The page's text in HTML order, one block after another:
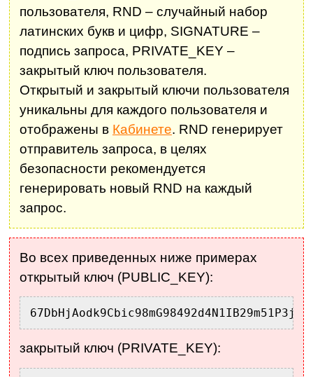
пользователя, RND – случайный набор
латинских букв и цифр, SIGNATURE –
подпись запроса, PRIVATE_KEY –
закрытый ключ пользователя.
Открытый и закрытый ключи пользователя
уникальны для каждого пользователя и
отображены в Кабинете. RND генерирует
отправитель запроса, в целях
безопасности рекомендуется
генерировать новый RND на каждый
запрос.
Во всех приведенных ниже примерах
открытый ключ (PUBLIC_KEY):
67DbHjAodk9Cbic98mG98492d4N1IB29m51P3j
закрытый ключ (PRIVATE_KEY):